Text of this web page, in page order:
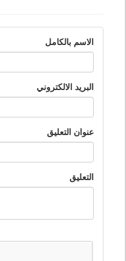
الاسم بالكامل
البريد الالكتروني
عنوان التعليق
التعليق